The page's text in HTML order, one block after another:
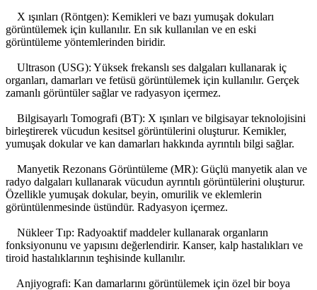
X ışınları (Röntgen): Kemikleri ve bazı yumuşak dokuları
görüntülemek için kullanılır. En sık kullanılan ve en eski
görüntüleme yöntemlerinden biridir.
Ultrason (USG): Yüksek frekanslı ses dalgaları kullanarak iç
organları, damarları ve fetüsü görüntülemek için kullanılır. Gerçek
zamanlı görüntüler sağlar ve radyasyon içermez.
Bilgisayarlı Tomografi (BT): X ışınları ve bilgisayar teknolojisini
birleştirerek vücudun kesitsel görüntülerini oluşturur. Kemikler,
yumuşak dokular ve kan damarları hakkında ayrıntılı bilgi sağlar.
Manyetik Rezonans Görüntüleme (MR): Güçlü manyetik alan ve
radyo dalgaları kullanarak vücudun ayrıntılı görüntülerini oluşturur.
Özellikle yumuşak dokular, beyin, omurilik ve eklemlerin
görüntülenmesinde üstündür. Radyasyon içermez.
Nükleer Tıp: Radyoaktif maddeler kullanarak organların
fonksiyonunu ve yapısını değerlendirir. Kanser, kalp hastalıkları ve
tiroid hastalıklarının teşhisinde kullanılır.
Anjiyografi: Kan damarlarını görüntülemek için özel bir boya